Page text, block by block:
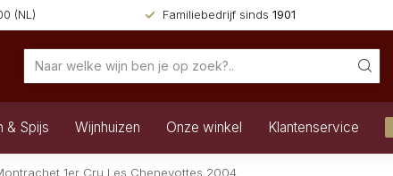
(NL) Familiebedrijf sinds 1901
& Spijs Wijnhuizen Onze winkel Klantenservice
1er Cru Les Chenevottes 2004